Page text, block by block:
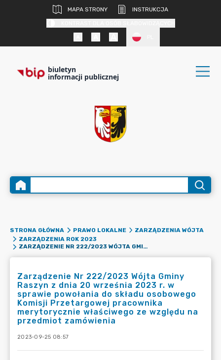
MAPA STRONY
INSTRUKCJA
biuletyn
informacji publicznej
STRONA GŁÓWNA PRAWO LOKALNE
ZARZĄDZENIA WÓJTA
ZARZĄDZENIA ROK 2023
ZARZĄDZENIE NR 222/2023 WÓJTA GMINY RASZYN Z DNIA 20 WRZEŚNIA 2023 R. W SPRAWIE POWOŁANIA DO SKŁADU OSOBOWEGO KOMISJI PRZETARGOWEJ PRACOWNIKA MERYTORYCZNIE WŁAŚCIWEGO ZE WZGLĘDU NA PRZEDMIOT ZAMÓWIENIA
Zarządzenie Nr 222/2023 Wójta Gminy
Raszyn z dnia 20 września 2023 r. w
sprawie powołania do składu osobowego
Komisji Przetargowej pracownika
merytorycznie właściwego ze względu na
przedmiot zamówienia
2023-09-25 08:57